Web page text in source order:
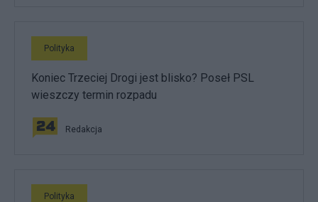
Polityka
Koniec Trzeciej Drogi jest blisko? Poseł PSL
wieszczy termin rozpadu
Redakcja
Polityka